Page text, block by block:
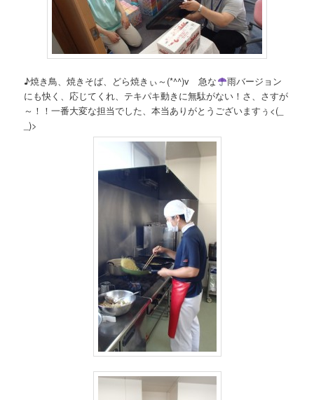
♪焼き鳥、焼きそば、どら焼きぃ～(*^^)v 急な
雨バージョン
にも快く、応じてくれ、テキパキ動きに無駄がない！さ、さすが
～！！一番大変な担当でした、本当ありがとうございますぅ<(_
_)>